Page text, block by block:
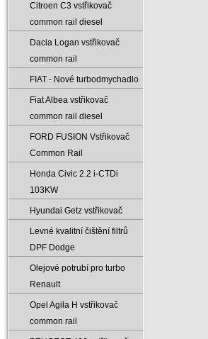
Citroen C3 vstřikovač
common rail diesel
Dacia Logan vstřikovač
common rail
FIAT - Nové turbodmychadlo
Fiat Albea vstřikovač
common rail diesel
FORD FUSION Vstřikovač
Common Rail
Honda Civic 2.2 i-CTDi
103KW
Hyundai Getz vstřikovač
Levné kvalitní čištění filtrů
DPF Dodge
Olejové potrubí pro turbo
Renault
Opel Agila H vstřikovač
common rail